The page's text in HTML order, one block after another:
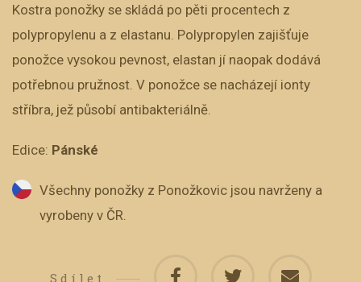
Kostra ponožky se skládá po pěti procentech z
polypropylenu a z elastanu. Polypropylen zajišťuje
ponožce vysokou pevnost, elastan jí naopak dodává
potřebnou pružnost. V ponožce se nacházejí ionty
stříbra, jež působí antibakteriálně.
Edice: Pánské
Všechny ponožky z Ponožkovic jsou navrženy a
vyrobeny v ČR.
Sdílet